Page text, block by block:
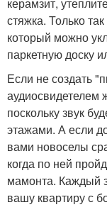
стяжка. Только
который можно
паркетную доску
Если не создать
аудиосвидетелем
поскольку звук
этажами. А если
вами новоселы
когда по ней
мамонта. Каждый
вашу квартиру с